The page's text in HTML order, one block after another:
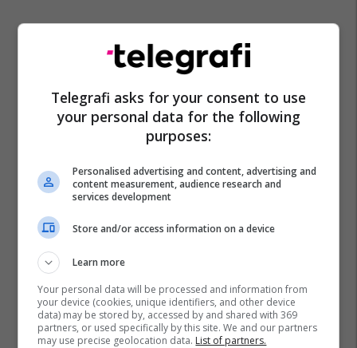
Trepça Miniera E Trepçës Shyqyri Sadiku
Telegrafi asks for your consent to use
your personal data for the following
purposes:
Personalised advertising and content, advertising and
content measurement, audience research and
services development
Store and/or access information on a device
Learn more
Your personal data will be processed and information from
your device (cookies, unique identifiers, and other device
data) may be stored by, accessed by and shared with 369
partners, or used specifically by this site. We and our partners
may use precise geolocation data. List of partners.